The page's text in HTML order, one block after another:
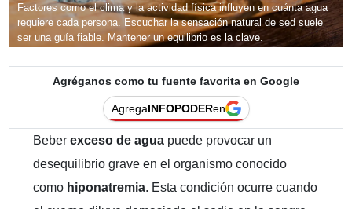
Factores como el clima y la actividad física influyen en cuánta agua
requiere cada persona. Escuchar la sensación natural de sed suele
ser una guía fiable. Mantener un equilibrio es la clave.
Agréganos como tu fuente favorita en Google
AgregaINFOPODERen
Beber exceso de agua puede provocar un
desequilibrio grave en el organismo conocido
como hiponatremia. Esta condición ocurre cuando